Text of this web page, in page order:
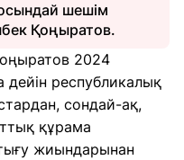
шешім
Қоңыратов.
2024
республикалық
сондай-ақ,
құрама
жиындарынан